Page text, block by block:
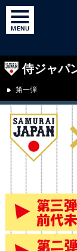
侍ジャパ
第一弾